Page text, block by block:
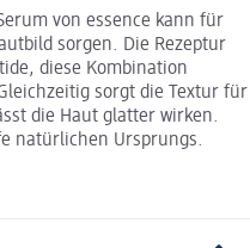
von essence kann für
sorgen. Die Rezeptur
diese Kombination
sorgt die Textur für
die Haut glatter wirken.
natürlichen Ursprungs.